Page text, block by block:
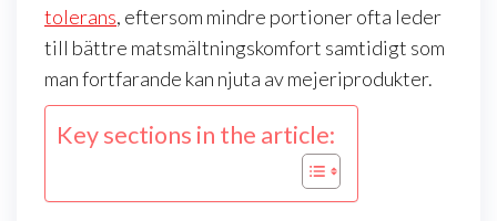
tolerans, eftersom mindre portioner ofta leder
till bättre matsmältningskomfort samtidigt som
man fortfarande kan njuta av mejeriprodukter.
Key sections in the article: